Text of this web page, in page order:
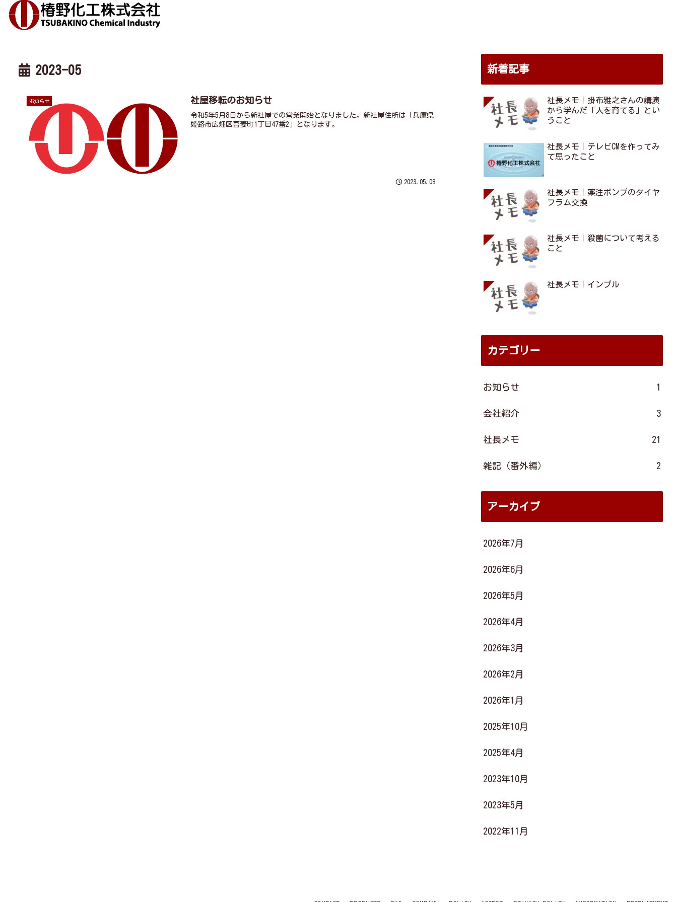
2023-05
お知らせ 社屋移転のお知らせ
令和5年5月8日から新社屋での営業開始となりました。新社屋住所は「兵庫県
姫路市広畑区吾妻町1丁目47番2」となります。
2023.05.08
新着記事
社長メモ｜掛布雅之さんの講演
から学んだ「人を育てる」とい
うこと
社長メモ｜テレビCMを作ってみ
て思ったこと
社長メモ｜薬注ポンプのダイヤ
フラム交換
社長メモ｜殺菌について考える
こと
社長メモ｜インプル
カテゴリー
お知らせ 1
会社紹介 3
社長メモ 21
雑記（番外編） 2
アーカイブ
2026年7月
2026年6月
2026年5月
2026年4月
2026年3月
2026年2月
2026年1月
2025年10月
2025年4月
2023年10月
2023年5月
2022年11月